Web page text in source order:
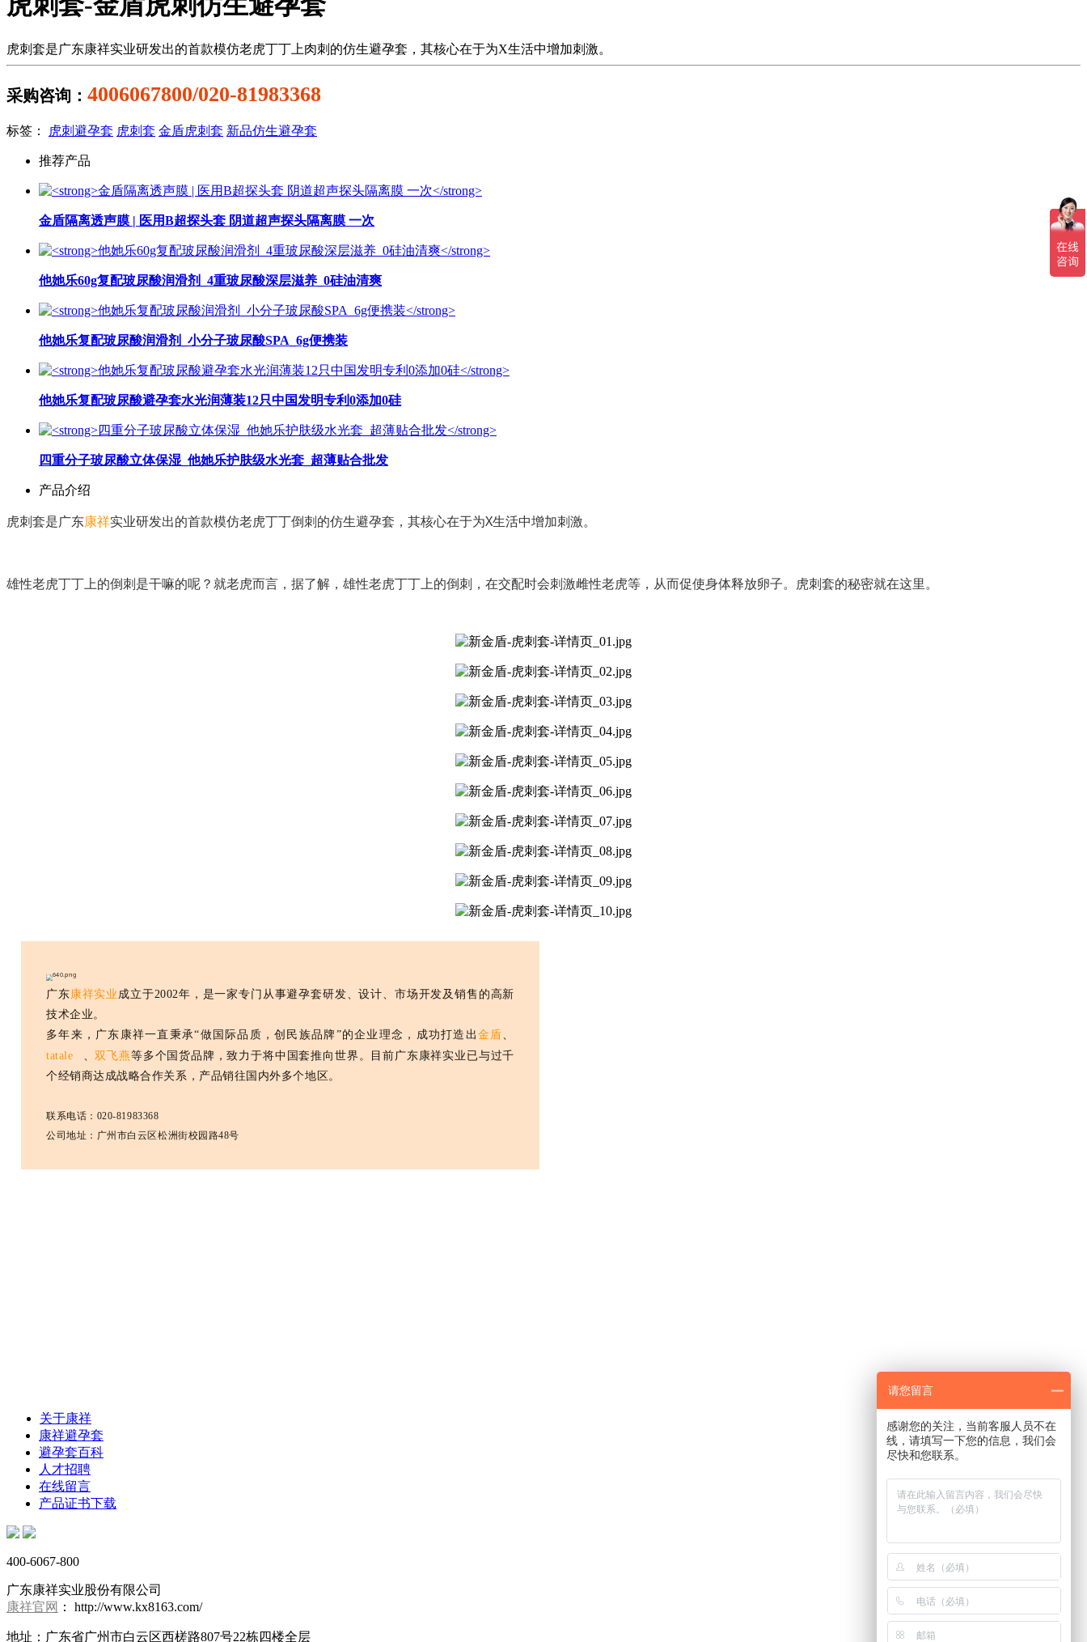
虎刺套是广东康祥实业研发出的首款模仿老虎丁丁上肉刺的仿生避孕套，其核心在于为X生活中增加刺激。
采购咨询： 4006067800/020-81983368
标签： 虎刺避孕套 虎刺套 金盾虎刺套 新品仿生避孕套
推荐产品
金盾隔离透声膜 | 医用B超探头套 阴道超声探头隔离膜 一次
他她乐60g复配玻尿酸润滑剂_4重玻尿酸深层滋养_0硅油清爽
他她乐复配玻尿酸润滑剂_小分子玻尿酸SPA_6g便携装
他她乐复配玻尿酸避孕套水光润薄装12只中国发明专利0添加0硅
四重分子玻尿酸立体保湿_他她乐护肤级水光套_超薄贴合批发
产品介绍
虎刺套是广东康祥实业研发出的首款模仿老虎丁丁倒刺的仿生避孕套，其核心在于为X生活中增加刺激。
雄性老虎丁丁上的倒刺是干嘛的呢？就老虎而言，据了解，雄性老虎丁丁上的倒刺，在交配时会刺激雌性老虎等，从而促使身体释放卵子。虎刺套的秘密就在这里。
广东 康祥实业 成立于2002年，是一家专门从事避孕套研发、设计、市场开发及销售的高新
技术企业。
多年来，广东康祥一直秉承“做国际品质，创民族品牌”的企业理念，成功打造出 金盾
tatale
、双飞燕等多个国货品牌，致力于将中国套推向世界。目前广东康祥实业已与过千
个经销商达成战略合作关系，产品销往国内外多个地区。
联系电话：020-81983368
公司地址：广州市白云区松洲街校园路48号
关于康祥
康祥避孕套
避孕套百科
人才招聘
在线留言
产品证书下载
400-6067-800
广东康祥实业股份有限公司
康祥官网 ： http://www.kx8163.com/
地址：广东省广州市白云区西槎路807号22栋四楼全层
请您留言
感谢您的关注，当前客服人员不在
线，请填写一下您的信息，我们会
尽快和您联系。